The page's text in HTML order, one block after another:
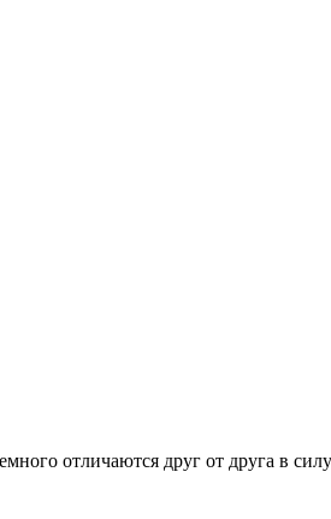
отличаются друг от друга в